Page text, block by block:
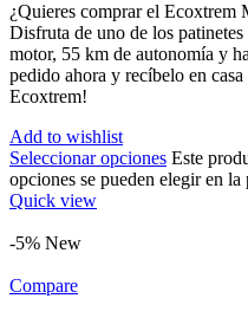
¿Quieres comprar el
Disfruta de uno de los
motor, 55 km de autonomía y
pedido ahora y recíbelo en
Ecoxtrem!
Add to wishlist
Seleccionar opciones Este
opciones se pueden elegir en
Quick view
-5% New
Compare